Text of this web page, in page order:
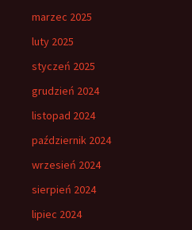
marzec 2025
luty 2025
styczeń 2025
grudzień 2024
listopad 2024
październik 2024
wrzesień 2024
sierpień 2024
lipiec 2024